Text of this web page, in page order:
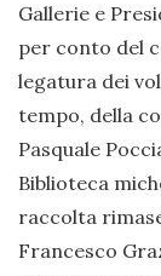
Gallerie e
per conto del
legatura dei
tempo, della
Pasquale
Biblioteca
raccolta
Francesco